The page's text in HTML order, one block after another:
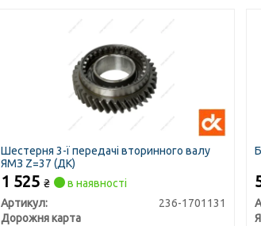
Шестерня 3-ї передачі вторинного валу
ЯМЗ Z=37 (ДК)
1 525₴
в наявності
Артикул:
236-1701131
Дорожня карта